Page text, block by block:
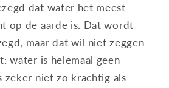
dat water het meest
op de aarde is. Dat wordt
maar dat wil niet zeggen
water is helemaal geen
zeker niet zo krachtig als